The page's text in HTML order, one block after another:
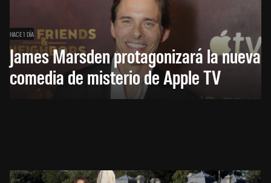
HACE 1 DÍA
James Marsden protagonizará la nueva
comedia de misterio de Apple TV